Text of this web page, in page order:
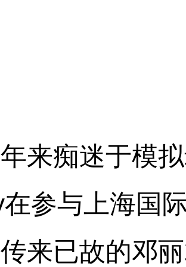
来痴迷于模
参与上海国
来已故的邓